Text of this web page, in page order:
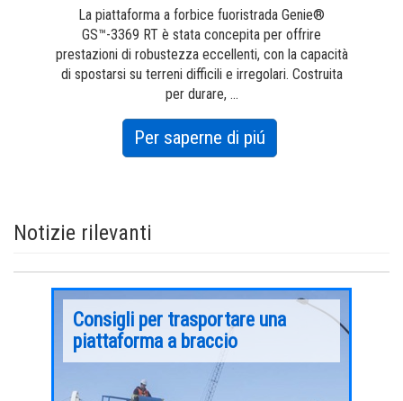
La piattaforma a forbice fuoristrada Genie®
GS™-3369 RT è stata concepita per offrire
prestazioni di robustezza eccellenti, con la capacità
di spostarsi su terreni difficili e irregolari. Costruita
per durare, ...
Per saperne di piúabout
GS-
Notizie rilevanti
Consigli per trasportare una
piattaforma a braccio
Nel corso degli ultimi due decenni, poiché le
esigenze dei cantieri hanno continuato ad